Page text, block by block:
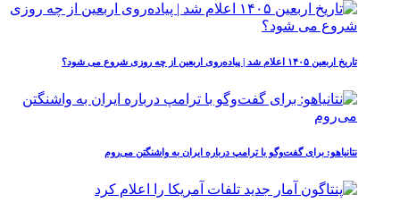
تاریخ اربعین ۱۴۰۵ اعلام شد | پیاده‌روی اربعین از چه روزی شروع می‌ شود؟
نتانیاهو: برای گفت‌وگو با ترامپ درباره ایران به واشنگتن می‌روم